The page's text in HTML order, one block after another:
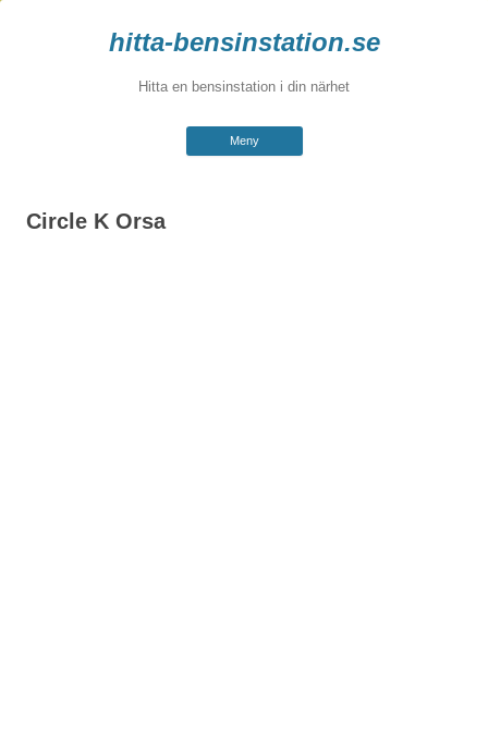
hitta-bensinstation.se
Hitta en bensinstation i din närhet
Meny
Hoppa
till
Circle K Orsa